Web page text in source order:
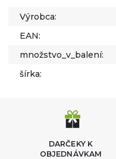
Výrobca:
EAN:
množstvo_v_balení:
šírka:
DARČEKY K
OBJEDNÁVKAM